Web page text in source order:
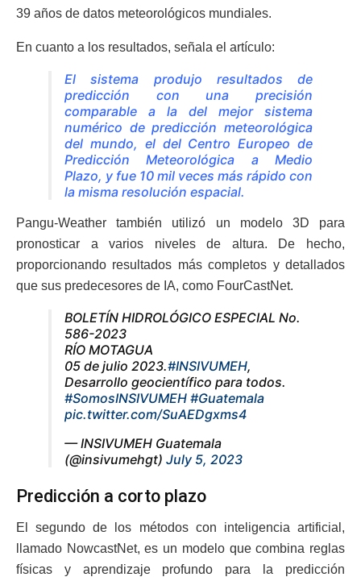
39 años de datos meteorológicos mundiales.
En cuanto a los resultados, señala el artículo:
El sistema produjo resultados de
predicción con una precisión
comparable a la del mejor sistema
numérico de predicción meteorológica
del mundo, el del Centro Europeo de
Predicción Meteorológica a Medio
Plazo, y fue 10 mil veces más rápido con
la misma resolución espacial.
Pangu-Weather también utilizó un modelo 3D para
pronosticar a varios niveles de altura. De hecho,
proporcionando resultados más completos y detallados
que sus predecesores de IA, como FourCastNet.
BOLETÍN HIDROLÓGICO ESPECIAL No.
586-2023
RÍO MOTAGUA
05 de julio 2023.#INSIVUMEH,
Desarrollo geocientífico para todos.
#SomosINSIVUMEH #Guatemala
pic.twitter.com/SuAEDgxms4
— INSIVUMEH Guatemala
(@insivumehgt) July 5, 2023
Predicción a corto plazo
El segundo de los métodos con inteligencia artificial,
llamado NowcastNet, es un modelo que combina reglas
físicas y aprendizaje profundo para la predicción